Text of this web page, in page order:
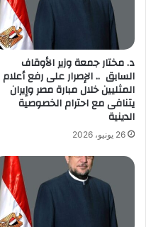
د. مختار جمعة وزير الأوقاف
السابق .. الإصرار على رفع أعلام
المثليين خلال مبارة مصر وإيران
يتنافى مع احترام الخصوصية
الدينية
26 يونيو، 2026